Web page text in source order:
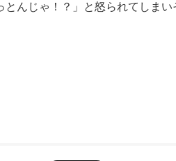
んじゃ！？」と怒られてしまい